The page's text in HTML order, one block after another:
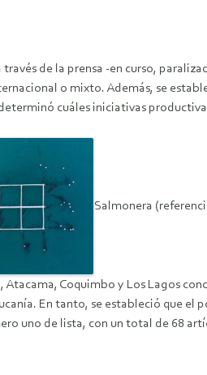
través de la prensa -en curso,
o mixto. Además, se
cuáles iniciativas
Salmonera
Atacama, Coquimbo y Los Lagos
En tanto, se estableció que el
uno de lista, con un total de 68